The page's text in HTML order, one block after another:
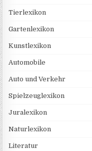
Tierlexikon
Gartenlexikon
Kunstlexikon
Automobile
Auto und Verkehr
Spielzeuglexikon
Juralexikon
Naturlexikon
Literatur